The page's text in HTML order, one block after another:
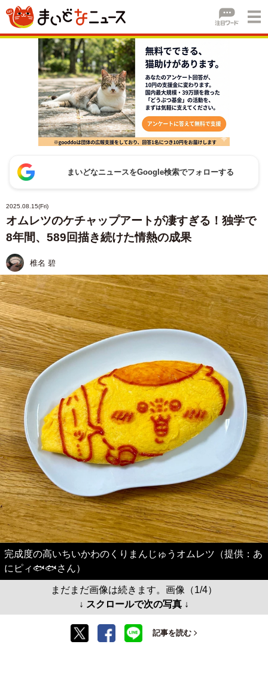
まいどなニュースをGoogle検索でフォローする
2025.08.15(Fri)
オムレツのケチャップアートが凄すぎる！独学で
8年間、589回描き続けた情熱の成果
椎名 碧
完成度の高いちいかわのくりまんじゅうオムレツ（提供：あ
にピィ🐟🐟さん）
まだまだ画像は続きます。画像（1/4）
↓ スクロールで次の写真 ↓
記事を読む